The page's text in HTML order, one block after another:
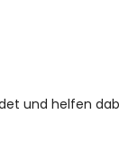
und helfen